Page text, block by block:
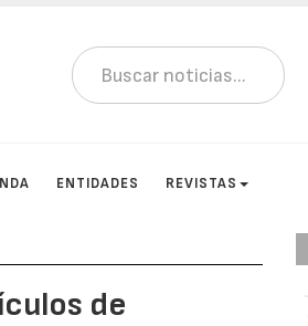
ENTIDADES REVISTAS
de